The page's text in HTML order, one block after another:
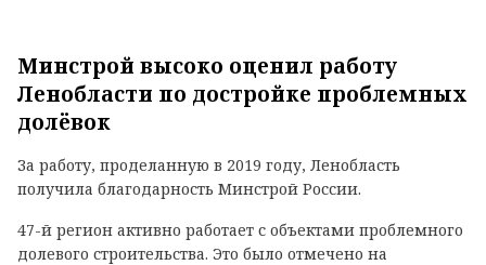
Минстрой высоко оценил работу
Ленобласти по достройке проблемных
долёвок
За работу, проделанную в 2019 году, Ленобласть
получила благодарность Минстрой России.
47-й регион активно работает с объектами проблемного
долевого строительства. Это было отмечено на